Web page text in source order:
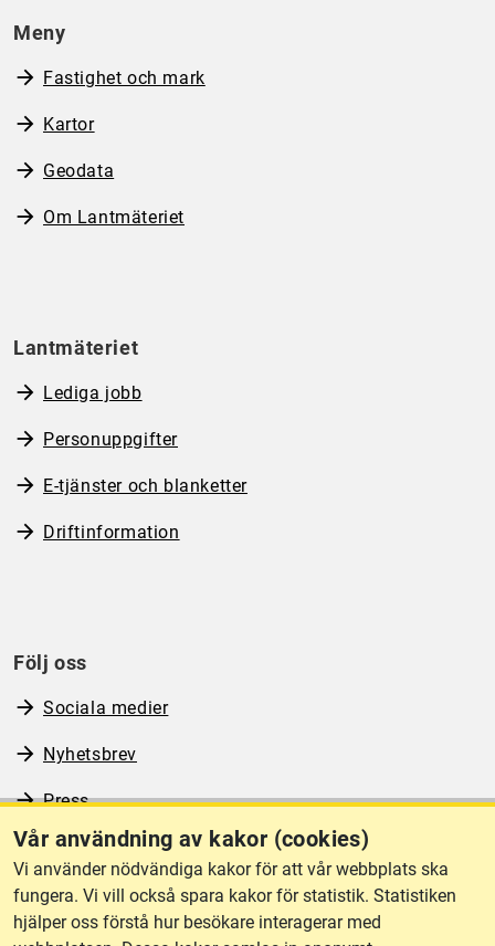
Vår användning av kakor (cookies)
Vi använder nödvändiga kakor för att vår webbplats ska
fungera. Vi vill också spara kakor för statistik. Statistiken
hjälper oss förstå hur besökare interagerar med
Meny
Fastighet och mark
Kartor
Geodata
Om Lantmäteriet
Lantmäteriet
Lediga jobb
Personuppgifter
E-tjänster och blanketter
Driftinformation
Följ oss
Sociala medier
Nyhetsbrev
Press
RSS